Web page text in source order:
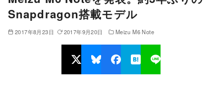
Snapdragon搭載モデル
2017年8月23日 2017年9月20日 Meizu M6 Note